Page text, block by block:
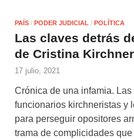
PAÍS / PODER JUDICIAL / POLÍTICA
Las claves detrás
de Cristina Kirchner
17 julio, 2021
Crónica de una infamia.
funcionarios kirchneristas y
para perseguir opositores
trama de complicidades